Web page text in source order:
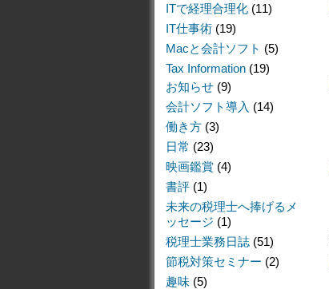
ITで経理合理化 (11)
IT仕事術 (19)
Macと会計ソフト (5)
Tax Information (19)
お知らせ (9)
会計ソフト導入 (14)
働き方 (3)
日常 (23)
映画鑑賞 (4)
書評 (1)
未来の税理士へ捧げるメ
ッセージ (1)
税理士業務日誌 (51)
節税対策セミナー (2)
趣味 (5)